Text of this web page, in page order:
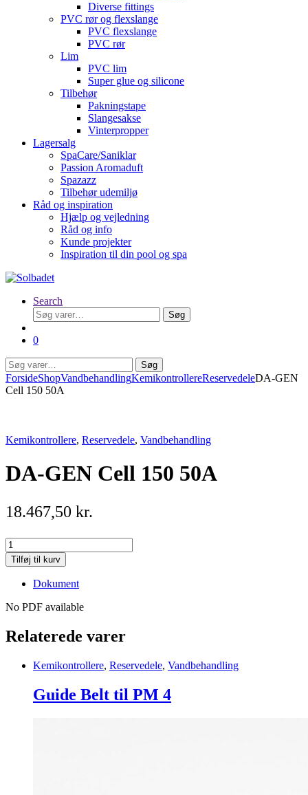
Diverse fittings
PVC rør og flexslange
PVC flexslange
PVC rør
Lim
PVC lim
Super glue og silicone
Tilbehør
Pakningstape
Slangesakse
Vinterpropper
Lagersalg
SpaCare/Saniklar
Passion Aromaduft
Spazazz
Tilbehør udemiljø
Råd og inspiration
Hjælp og vejledning
Råd og info
Kunde projekter
Inspiration til din pool og spa
Search
Søg
efter:
Søg
0
Søg
efter:
Søg
ForsideShopVandbehandlingKemikontrollereReservedeleDA-GEN
Cell 150 50A
Kemikontrollere, Reservedele, Vandbehandling
DA-GEN Cell 150 50A
18.467,50 kr.
DA-
GEN
Cell
quantity
Tilføj til kurv
Dokument
No PDF available
Relaterede varer
Kemikontrollere, Reservedele, Vandbehandling
Guide Belt til PM 4